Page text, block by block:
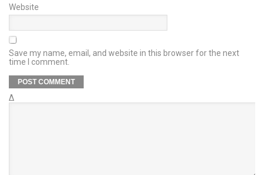
Website
Save my name, email, and website in this browser for the next
time I comment.
Δ